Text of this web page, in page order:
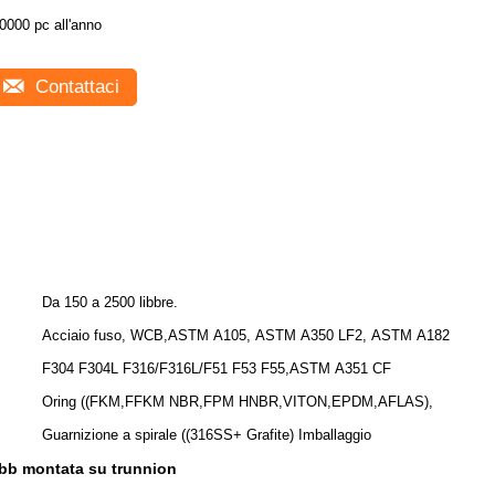
pc all'anno
Contattaci
Da 150 a 2500 libbre.
Acciaio fuso, WCB,ASTM A105, ASTM A350 LF2, ASTM A182
F304 F304L F316/F316L/F51 F53 F55,ASTM A351 CF
Oring ((FKM,FFKM NBR,FPM HNBR,VITON,EPDM,AFLAS),
Guarnizione a spirale ((316SS+ Grafite) Imballaggio
montata su trunnion